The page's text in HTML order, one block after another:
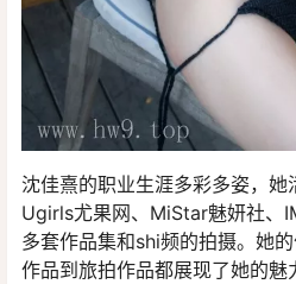
沈佳熹的职业生涯多彩多姿，她
Ugirls尤果网、MiStar魅妍社、
多套作品集和shi频的拍摄。她
作品到旅拍作品都展现了她的